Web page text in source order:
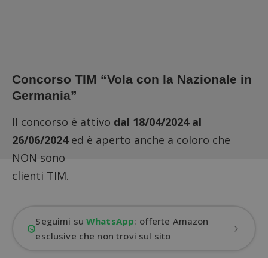
Concorso TIM “Vola con la Nazionale in
Germania”
Il concorso è attivo dal 18/04/2024 al
26/06/2024ed è aperto anche a coloro che
NON sono
clienti TIM.
Seguimi suWhatsApp: offerte Amazon
esclusive che non trovi sul sito